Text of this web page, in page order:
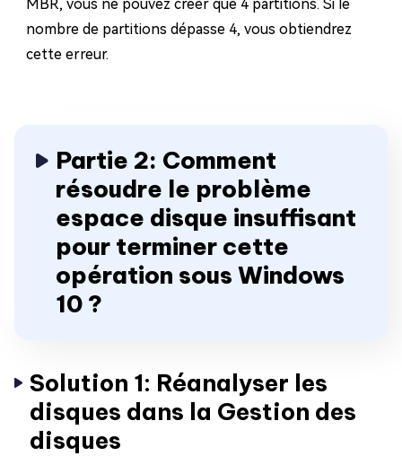
MBR, vous ne pouvez créer que 4 partitions. Si le
nombre de partitions dépasse 4, vous obtiendrez
cette erreur.
Partie 2: Comment
résoudre le problème
espace disque insuffisant
pour terminer cette
opération sous Windows
10 ?
Solution 1: Réanalyser les
disques dans la Gestion des
disques